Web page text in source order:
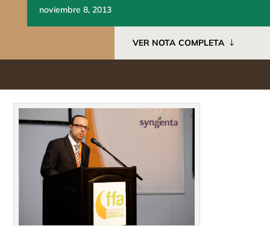
noviembre 8, 2013
VER NOTA COMPLETA